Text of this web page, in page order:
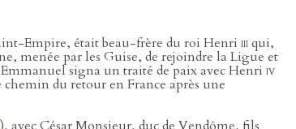
Empire, était beau-frère du roi Henri iiiqui,
menée par les Guise, de rejoindre la Ligue et
signa un traité de paix avec Henri iv
chemin du retour en France après une